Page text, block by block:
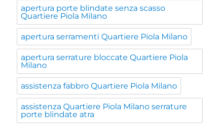
apertura porte blindate senza scasso
Quartiere Piola Milano
apertura serramenti Quartiere Piola Milano
apertura serrature bloccate Quartiere Piola
Milano
assistenza fabbro Quartiere Piola Milano
assistenza Quartiere Piola Milano serrature
porte blindate atra